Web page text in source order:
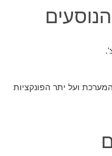
ועל יתר הפונקציות